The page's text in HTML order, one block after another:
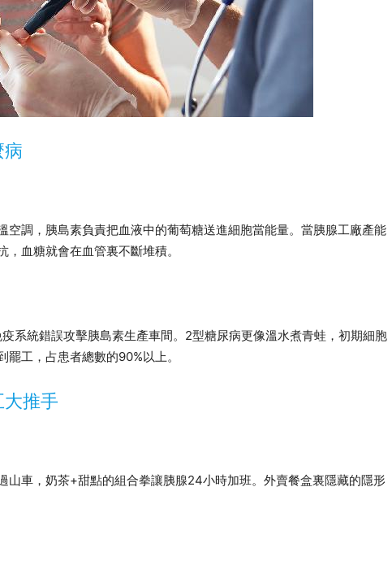
病
空調，胰島素負責把血液中的葡萄糖送進細胞當能量。當胰腺工廠產能
血糖就會在血管裏不斷堆積。
系統錯誤攻擊胰島素生產車間。2型糖尿病更像溫水煮青蛙，初期細胞
工，占患者總數的90%以上。
推手
山車，奶茶+甜點的組合拳讓胰腺24小時加班。外賣餐盒裏隱藏的隱形